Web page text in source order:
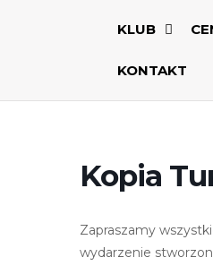
KLUB
KONTAKT
Kopia
Zapraszamy
wydarzenie